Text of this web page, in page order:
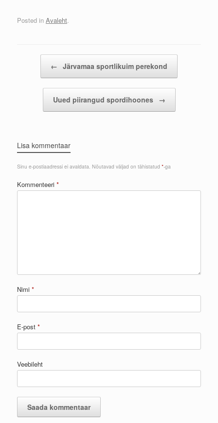
Posted in Avaleht.
← Järvamaa sportlikuim perekond
Uued piirangud spordihoones →
Lisa kommentaar
Sinu e-postiaadressi ei avaldata. Nõutavad väljad on tähistatud *-ga
Kommenteeri *
Nimi *
E-post *
Veebileht